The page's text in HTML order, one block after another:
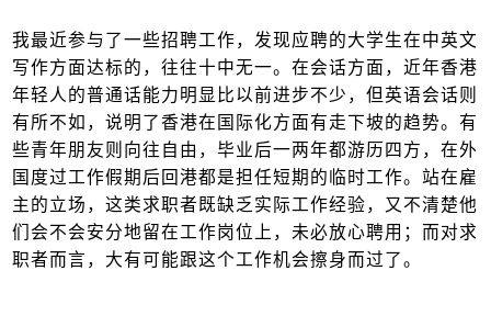
我最近参与了一些招聘工作，发现应聘的大学生在中英文
写作方面达标的，往往十中无一。在会话方面，近年香港
年轻人的普通话能力明显比以前进步不少，但英语会话则
有所不如，说明了香港在国际化方面有走下坡的趋势。有
些青年朋友则向往自由，毕业后一两年都游历四方，在外
国度过工作假期后回港都是担任短期的临时工作。站在雇
主的立场，这类求职者既缺乏实际工作经验，又不清楚他
们会不会安分地留在工作岗位上，未必放心聘用；而对求
职者而言，大有可能跟这个工作机会擦身而过了。